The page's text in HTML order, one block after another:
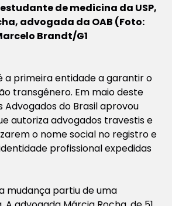
de medicina da USP,
advogada da OAB (Foto:
Brandt/G1
a primeira entidade a garantir o
transgênero. Em maio deste
Advogados do Brasil aprovou
autoriza advogados travestis e
o nome social no registro e
profissional expedidas
mudança partiu de uma